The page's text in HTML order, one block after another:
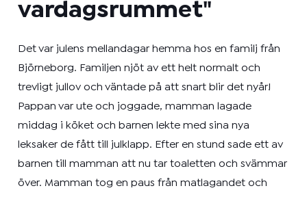
vardagsrummet"
Det var julens mellandagar hemma hos en familj från
Björneborg. Familjen njöt av ett helt normalt och
trevligt jullov och väntade på att snart blir det nyår!
Pappan var ute och joggade, mamman lagade
middag i köket och barnen lekte med sina nya
leksaker de fått till julklapp. Efter en stund sade ett av
barnen till mamman att nu tar toaletten och svämmar
över. Mamman tog en paus från matlagandet och